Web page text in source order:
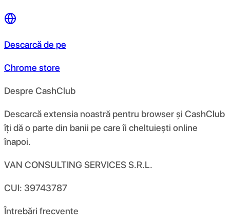
Descarcă de pe
Chrome store
Despre CashClub
Descarcă extensia noastră pentru browser și CashClub
îți dă o parte din banii pe care îi cheltuiești online
înapoi.
VAN CONSULTING SERVICES S.R.L.
CUI: 39743787
Întrebări frecvente